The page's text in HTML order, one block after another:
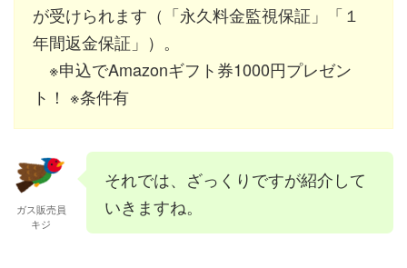
が受けられます（「永久料金監視保証」「１
年間返金保証」）。
※申込でAmazonギフト券1000円プレゼン
ト！ ※条件有
ガス販売員
キジ
それでは、ざっくりですが紹介して
いきますね。